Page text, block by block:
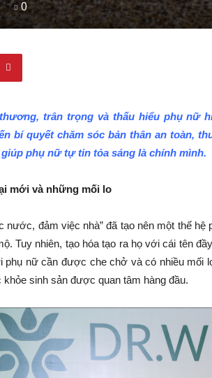
0
trân trọng và thấu hiểu phụ nữ
bí quyết chăm sóc bản thân an toàn,
phụ nữ tự tin tỏa sáng là chính mình.
mới và những mối lo
nước, đảm việc nhà” đã tạo nên một thế
Tuy nhiên, tạo hóa tạo ra họ với cái tên
phụ nữ cần được che chở và có nhiều mối
sinh sản được quan tâm hàng đầu.